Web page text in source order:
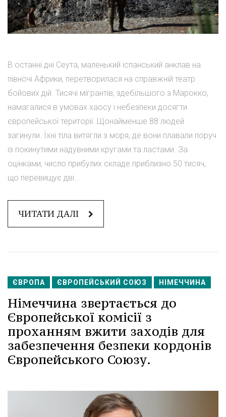
В останні дні Сеута, маленький іспанський анклав на
півночі Африки, перетворилася на справжній театр
бойових дій. Тисячі мігрантів, здебільшого з Марокко,
намагалися в умовах хаосу і небезпеки досягти
європейської території. Щонайменше 88 людей
загинули. Їхні тіла витягли з моря, де вони плавали поруч
із покинутими надувними кругами та ластами. За
оцінками, число прибулих складе приблизно 50 тисяч,
що перевищує дві...
ЧИТАТИ ДАЛІ
ЄВРОПА ЄВРОПЕЙСЬКИЙ СОЮЗ НІМЕЧЧИНА
Німеччина звертається до
Європейської комісії з
проханням вжити заходів для
забезпечення безпеки кордонів
Європейського Союзу.